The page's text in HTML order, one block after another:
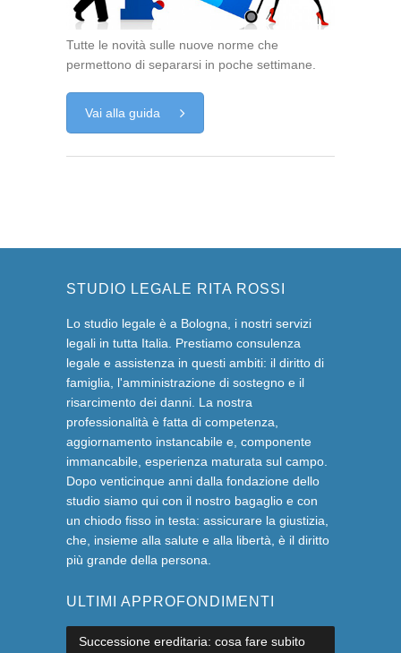
Tutte le novità sulle nuove norme che
permettono di separarsi in poche settimane.
Vai alla guida
STUDIO LEGALE RITA ROSSI
Lo studio legale è a Bologna, i nostri servizi
legali in tutta Italia. Prestiamo consulenza
legale e assistenza in questi ambiti: il diritto di
famiglia, l'amministrazione di sostegno e il
risarcimento dei danni. La nostra
professionalità è fatta di competenza,
aggiornamento instancabile e, componente
immancabile, esperienza maturata sul campo.
Dopo venticinque anni dalla fondazione dello
studio siamo qui con il nostro bagaglio e con
un chiodo fisso in testa: assicurare la giustizia,
che, insieme alla salute e alla libertà, è il diritto
più grande della persona.
ULTIMI APPROFONDIMENTI
Successione ereditaria: cosa fare subito